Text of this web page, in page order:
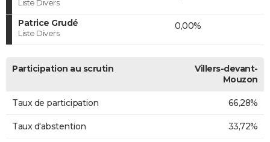
Liste Divers
Patrice Grudé
Liste Divers
0,00%
Participation au scrutin
Villers-devant-
Mouzon
Taux de participation 66,28%
Taux d'abstention 33,72%